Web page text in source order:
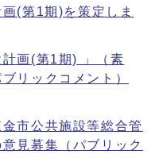
(第1期)を策定しま
計画(第1期) 」（素
リックコメント）
市公共施設等総合管
見募集（パブリック